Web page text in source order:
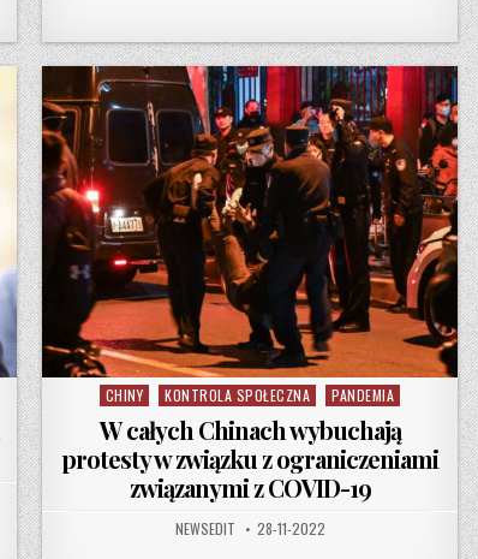
Posted in
CHINY KONTROLA SPOŁECZNA PANDEMIA
W całych Chinach wybuchają
protesty w związku z ograniczeniami
związanymi z COVID-19
AUTHOR:
NEWSEDIT PUBLISHED DATE:
28-11-2022